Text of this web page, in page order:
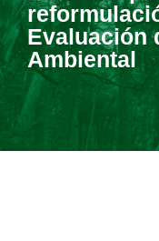
Evaluación
Ambiental